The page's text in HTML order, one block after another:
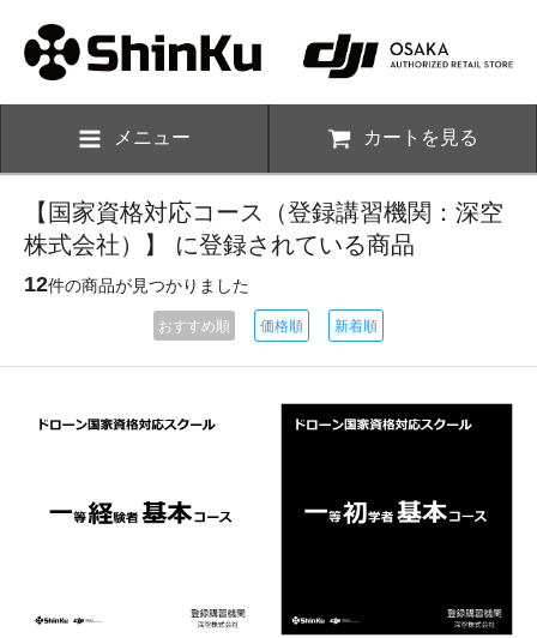
メニュー カートを見る
【国家資格対応コース（登録講習機関：深空
株式会社）】 に登録されている商品
12件の商品が見つかりました
おすすめ順 価格順 新着順